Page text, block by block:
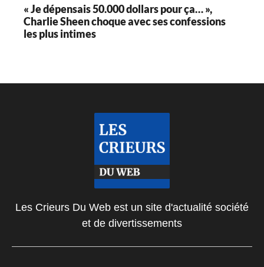
« Je dépensais 50.000 dollars pour ça… »,
Charlie Sheen choque avec ses confessions
les plus intimes
Les Crieurs Du Web est un site d'actualité société
et de divertissements